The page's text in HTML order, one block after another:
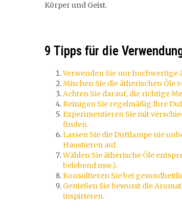
Körper und Geist.
9 Tipps für die
Verwenden Sie nur hochwertige
Mischen Sie die ätherischen Öle
Achten Sie darauf, die richtige
Reinigen Sie regelmäßig Ihre
Experimentieren Sie mit
finden.
Lassen Sie die Duftlampe nie
Haustieren auf.
Wählen Sie ätherische Öle
belebend usw.).
Konsultieren Sie bei
Genießen Sie bewusst die
inspirieren.